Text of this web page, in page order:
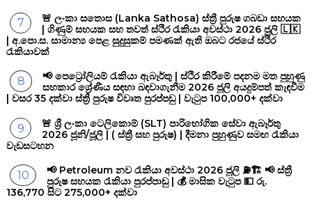
🚨 ලංකා සතොස (Lanka Sathosa) ස්ත්‍රී පුරුෂ ගබඩා සහයක
| ගිණුම් සහයක සහ තවත් ස්ථිර රැකියා අවස්ථා 2026 ජූලි 🇱🇰
| අ.පො.ස. සාමාන්‍ය පෙළ සුදුසුකම් පමණක් ඇති ඔබට රජයේ ස්ථිර
රැකියාවක්
📢 පෙට්‍රෝලියම් රැකියා ඇබෑර්තු | ස්ථිර කිරීමේ පදනම මත පුහුණු
සහකාර ශ්‍රේණීය සඳහා බඳවාගැනීම 2026 ජූලි අයදුම්පත් කැඳවීම
| වසර 35 දක්වා ස්ත්‍රී පුරුෂ විවෘත පුරප්පඩු | වැටුප 100,000+ දක්වා
🚨 ශ්‍රී ලංකා ටෙලිකොම් (SLT) පාරිභෝගික සේවා ඇබෑර්තු
2026 ජූනි/ජූලි | ( ස්ත්‍රී සහ පුරුෂ) | දීමනා පුහුණුව සමඟ රැකියා
වැඩසටහන
📢 Petroleum නව රැකියා අවස්ථා 2026 ජූලි ⛽🏗️ 📢 ස්ත්‍රී
පුරුෂ සහයක රැකියා පුරප්පාඩු | 💰 මාසික වැටුප 💵 රු.
136,770 සිට 275,000+ දක්වා